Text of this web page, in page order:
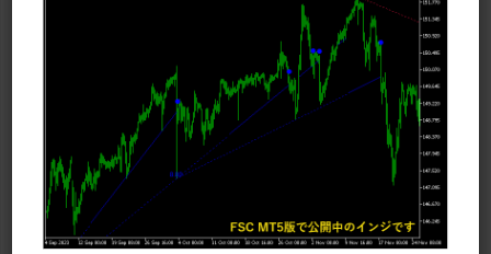
ン、ニューヨークの5つが示され、現...
相場状況表示
通貨の強弱をグラフで示す
「KT-Currency-Strength-
Meter」
通貨の強弱をグラフで示すインジです。
トレンド表示型
2本の移動平均線のクロス具合
で色が変わる
「Iin_MA_Signal_Candle」
2本のMAのクロス状況をローソク足の色